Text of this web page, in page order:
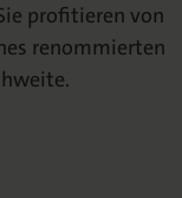
profitieren von
renommierten